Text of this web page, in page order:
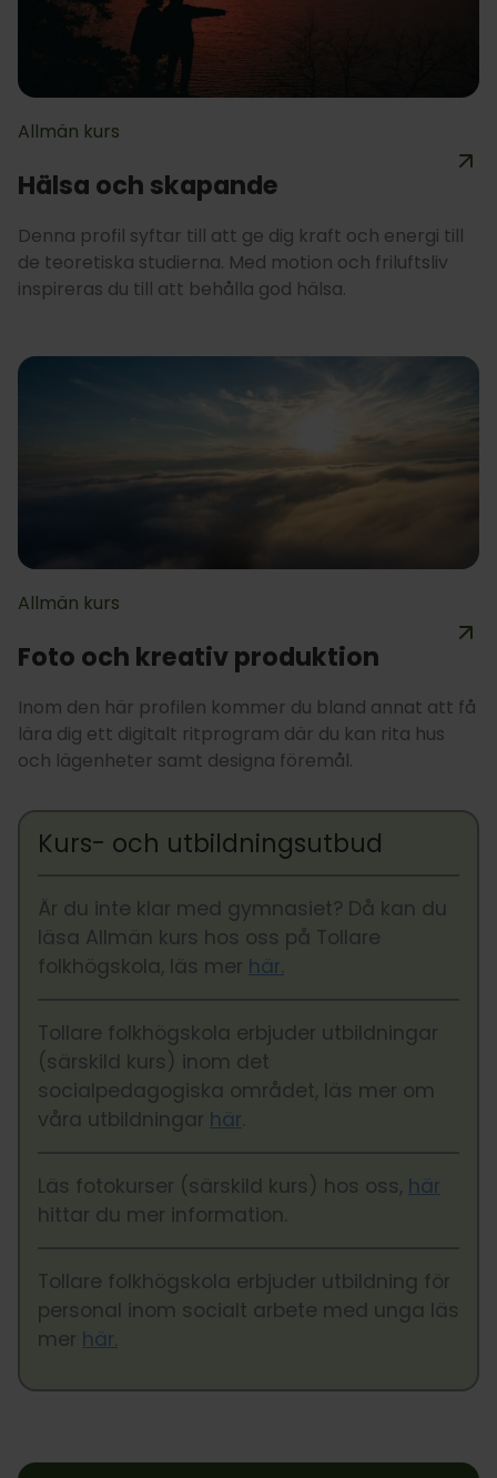
Allmän kurs
Hälsa och skapande
Denna profil syftar till att ge dig kraft och energi till
de teoretiska studierna. Med motion och friluftsliv
inspireras du till att behålla god hälsa.
Allmän kurs
Foto och kreativ produktion
Inom den här profilen kommer du bland annat att få
lära dig ett digitalt ritprogram där du kan rita hus
och lägenheter samt designa föremål.
Kurs- och utbildningsutbud
Är du inte klar med gymnasiet? Då kan du
läsa Allmän kurs hos oss på Tollare
folkhögskola, läs mer här.
Tollare folkhögskola erbjuder utbildningar
(särskild kurs) inom det
socialpedagogiska området, läs mer om
våra utbildningar här.
Läs fotokurser (särskild kurs) hos oss, här
hittar du mer information.
Tollare folkhögskola erbjuder utbildning för
personal inom socialt arbete med unga läs
mer här.